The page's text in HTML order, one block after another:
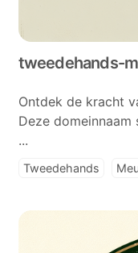
tweedehands-
Ontdek de kracht
Deze
...
Tweedehands